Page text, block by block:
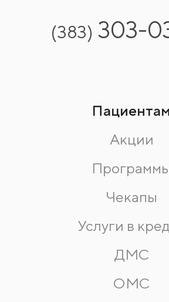
(383) 303-
Пациентам
Акции
Чекапы
Услуги в
ДМС
ОМС